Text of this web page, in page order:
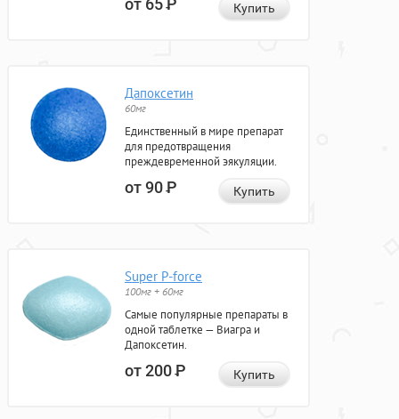
от 65Р Купить
Дапоксетин
60мг
Единственный в мире препарат
для предотвращения
преждевременной эякуляции.
от 90Р Купить
Super P-force
100мг + 60мг
Самые популярные препараты в
одной таблетке — Виагра и
Дапоксетин.
от 200Р Купить